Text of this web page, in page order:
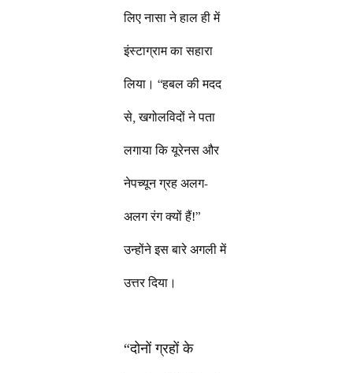
लिए नासा ने हाल ही में
इंस्टाग्राम का सहारा
लिया। “हबल की मदद
से, खगोलविदों ने पता
लगाया कि यूरेनस और
नेपच्यून ग्रह अलग-
अलग रंग क्यों हैं!”
उन्होंने इस बारे अगली में
उत्तर दिया।
“दोनों ग्रहों के